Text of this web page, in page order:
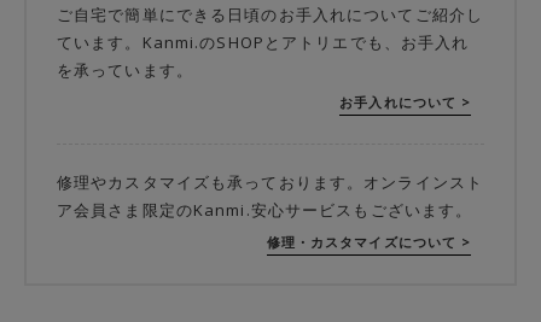
ご自宅で簡単にできる日頃のお手入れについてご紹介し
ています。Kanmi.のSHOPとアトリエでも、お手入れ
を承っています。
お手入れについて >
修理やカスタマイズも承っております。オンラインスト
ア会員さま限定のKanmi.安心サービスもございます。
修理・カスタマイズについて >